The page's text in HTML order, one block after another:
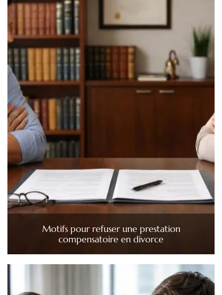
Motifs pour refuser une prestation
compensatoire en divorce